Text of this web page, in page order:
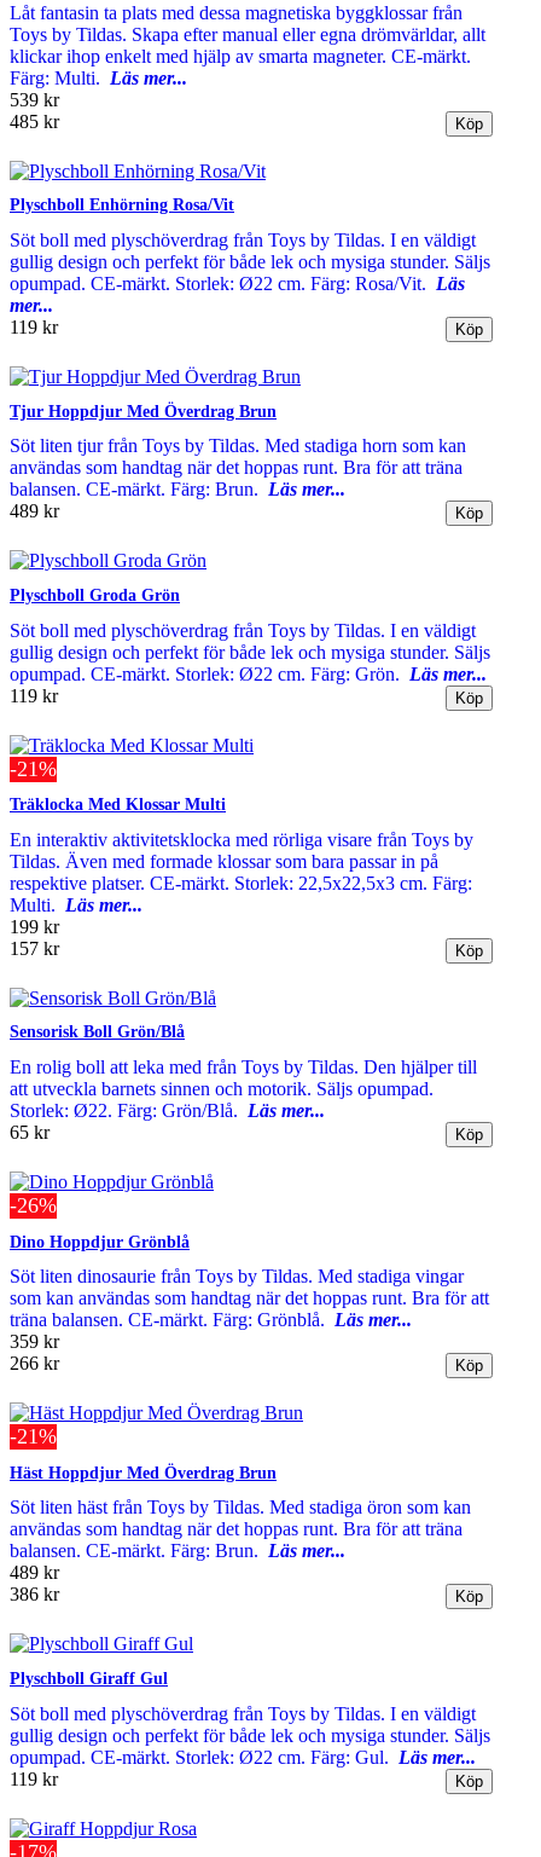
Låt fantasin ta plats med dessa magnetiska byggklossar från
Toys by Tildas. Skapa efter manual eller egna drömvärldar, allt
klickar ihop enkelt med hjälp av smarta magneter. CE-märkt.
Färg: Multi. Läs mer...
539 kr
485 kr
Plyschboll Enhörning Rosa/Vit
Söt boll med plyschöverdrag från Toys by Tildas. I en väldigt
gullig design och perfekt för både lek och mysiga stunder. Säljs
opumpad. CE-märkt. Storlek: Ø22 cm. Färg: Rosa/Vit. Läs
mer...
119 kr
Tjur Hoppdjur Med Överdrag Brun
Söt liten tjur från Toys by Tildas. Med stadiga horn som kan
användas som handtag när det hoppas runt. Bra för att träna
balansen. CE-märkt. Färg: Brun. Läs mer...
489 kr
Plyschboll Groda Grön
Söt boll med plyschöverdrag från Toys by Tildas. I en väldigt
gullig design och perfekt för både lek och mysiga stunder. Säljs
opumpad. CE-märkt. Storlek: Ø22 cm. Färg: Grön. Läs mer...
119 kr
-21%
Träklocka Med Klossar Multi
En interaktiv aktivitetsklocka med rörliga visare från Toys by
Tildas. Även med formade klossar som bara passar in på
respektive platser. CE-märkt. Storlek: 22,5x22,5x3 cm. Färg:
Multi. Läs mer...
199 kr
157 kr
Sensorisk Boll Grön/Blå
En rolig boll att leka med från Toys by Tildas. Den hjälper till
att utveckla barnets sinnen och motorik. Säljs opumpad.
Storlek: Ø22. Färg: Grön/Blå. Läs mer...
65 kr
-26%
Dino Hoppdjur Grönblå
Söt liten dinosaurie från Toys by Tildas. Med stadiga vingar
som kan användas som handtag när det hoppas runt. Bra för att
träna balansen. CE-märkt. Färg: Grönblå. Läs mer...
359 kr
266 kr
-21%
Häst Hoppdjur Med Överdrag Brun
Söt liten häst från Toys by Tildas. Med stadiga öron som kan
användas som handtag när det hoppas runt. Bra för att träna
balansen. CE-märkt. Färg: Brun. Läs mer...
489 kr
386 kr
Plyschboll Giraff Gul
Söt boll med plyschöverdrag från Toys by Tildas. I en väldigt
gullig design och perfekt för både lek och mysiga stunder. Säljs
opumpad. CE-märkt. Storlek: Ø22 cm. Färg: Gul. Läs mer...
119 kr
-17%